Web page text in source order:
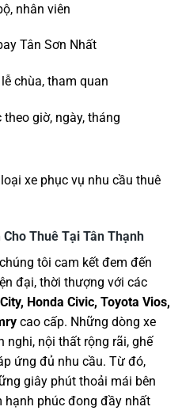
nhân viên
Tân Sơn Nhất
chùa, tham quan
giờ, ngày, tháng
xe phục vụ nhu cầu thuê
Cho Thuê Tại Tân Thạnh
tôi cam kết đem đến
đại, thời thượng với các
Honda Civic, Toyota Vios,
cao cấp. Những dòng xe
nghi, nội thất rộng rãi, ghế
ứng đủ nhu cầu. Từ đó,
giây phút thoải mái bên
hạnh phúc đong đầy nhất